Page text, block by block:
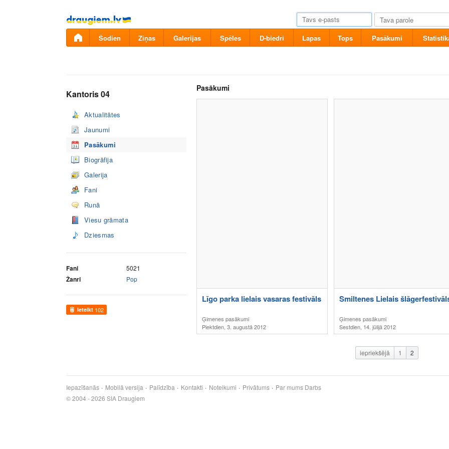
Pāriet
uz
saturu
Šodien Ziņas Galerijas Spēles D-biedri Lapas Tops Pasākumi
Kantoris 04
Aktualitātes
Jaunumi
Pasākumi
Biogrāfija
Galerija
Fani
Runā
Viesu grāmata
Dziesmas
Fani 5021
Žanri Pop
Ieteikt 102
Pasākumi
Līgo parka lielais vasaras festivāls
Ģimenes pasākumi
Piektdien, 3. augustā 2012
Smiltenes Lielais
Ģimenes pasākumi
Sestdien, 14. jūlijā 2012
iepriekšējā 1 2
Iepazīšanās Mobilā versija Palīdzība Kontakti Noteikumi Privātums Par mums Darbs
© 2004 - 2026 SIA Draugiem